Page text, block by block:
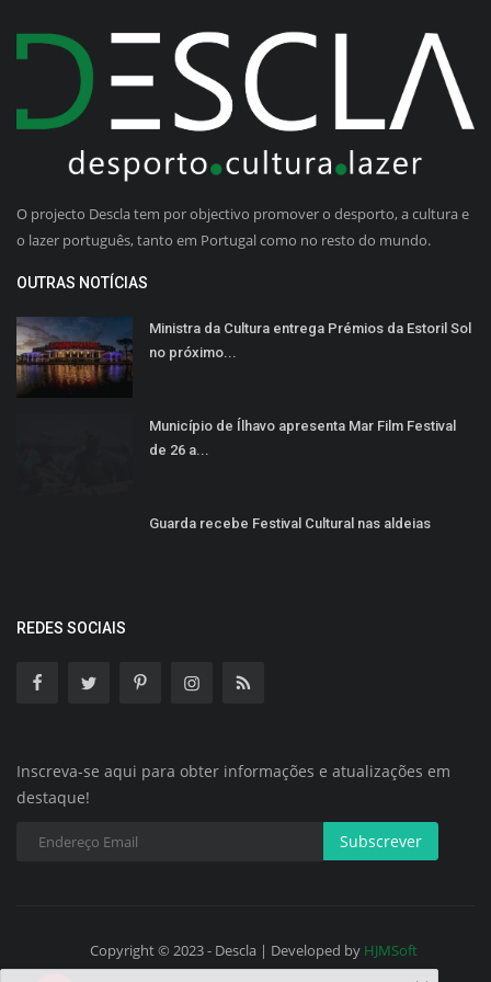
O projecto Descla tem por objectivo promover o desporto, a cultura e
o lazer português, tanto em Portugal como no resto do mundo.
OUTRAS NOTÍCIAS
Ministra da Cultura entrega Prémios da Estoril Sol
no próximo...
Município de Ílhavo apresenta Mar Film Festival
de 26 a...
Guarda recebe Festival Cultural nas aldeias
REDES SOCIAIS
Inscreva-se aqui para obter informações e atualizações em
destaque!
Subscrever
Copyright © 2023 - Descla | Developed by HJMSoft